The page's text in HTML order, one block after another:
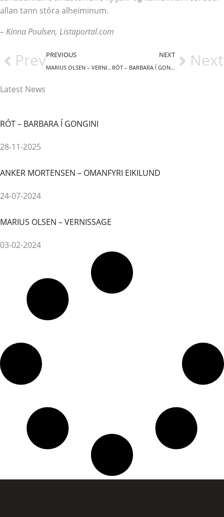
allan tann stóra alheiminum.
– Kinna Poulsen, Listaportal.com
PrevPREVIOUS
MARIUS OLSEN – VERNISSAGE
NEXT
RÓT – BARBARA Í GONGINI Next
Latest News
RÓT – BARBARA Í GONGINI
28-11-2025
ANKER MORTENSEN – OMANFYRI EIKILUND
24-07-2024
MARIUS OLSEN – VERNISSAGE
03-02-2024